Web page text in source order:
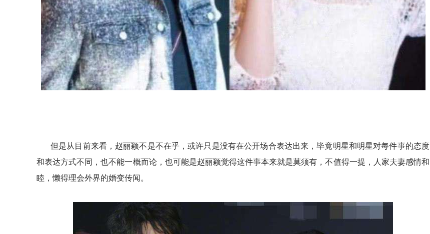
但是从目前来看，赵丽颖不是不在乎，或许只是没有在公开场合表达出来，毕竟明星和明星对每件事的态度
和表达方式不同，也不能一概而论，也可能是赵丽颖觉得这件事本来就是莫须有，不值得一提，人家夫妻感情和
睦，懒得理会外界的婚变传闻。